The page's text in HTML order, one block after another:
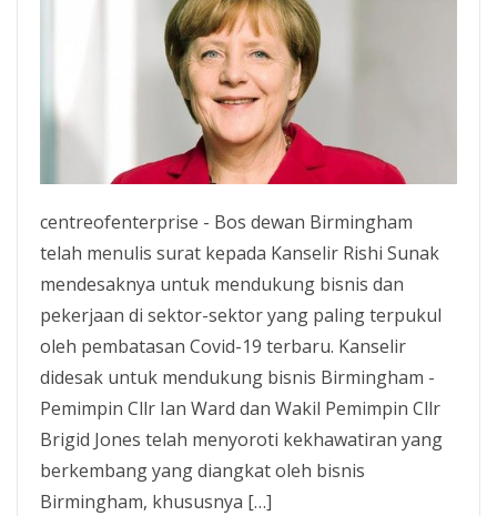
centreofenterprise - Bos dewan Birmingham
telah menulis surat kepada Kanselir Rishi Sunak
mendesaknya untuk mendukung bisnis dan
pekerjaan di sektor-sektor yang paling terpukul
oleh pembatasan Covid-19 terbaru. Kanselir
didesak untuk mendukung bisnis Birmingham -
Pemimpin Cllr Ian Ward dan Wakil Pemimpin Cllr
Brigid Jones telah menyoroti kekhawatiran yang
berkembang yang diangkat oleh bisnis
Birmingham, khususnya […]